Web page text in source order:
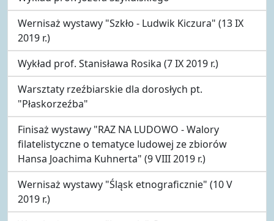
Wernisaż wystawy "Szkło - Ludwik Kiczura" (13 IX
2019 r.)
Wykład prof. Stanisława Rosika (7 IX 2019 r.)
Warsztaty rzeźbiarskie dla dorosłych pt.
"Płaskorzeźba"
Finisaż wystawy "RAZ NA LUDOWO - Walory
filatelistyczne o tematyce ludowej ze zbiorów
Hansa Joachima Kuhnerta" (9 VIII 2019 r.)
Wernisaż wystawy "Śląsk etnograficznie" (10 V
2019 r.)